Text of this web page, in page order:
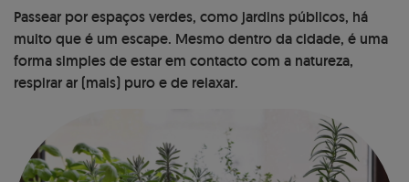
Passear por espaços verdes, como jardins públicos, há
muito que é um escape. Mesmo dentro da cidade, é uma
forma simples de estar em contacto com a natureza,
respirar ar (mais) puro e de relaxar.